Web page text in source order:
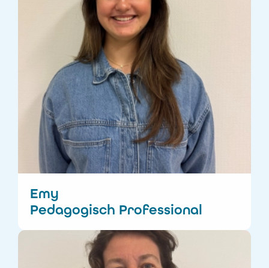
Emy
Pedagogisch Professional